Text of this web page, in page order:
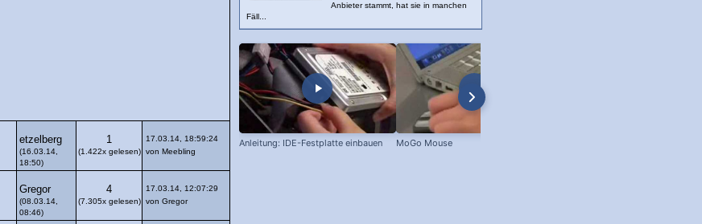
etzelberg
(16.03.14,
18:50)
1
(1.422x gelesen)
17.03.14, 18:59:24
von Meebling
Gregor
(08.03.14,
08:46)
4
(7.305x gelesen)
17.03.14, 12:07:29
von Gregor
Anbieter stammt, hat sie in manchen
Fäll...
Anleitung: IDE-Festplatte einbauen MoGo Mouse